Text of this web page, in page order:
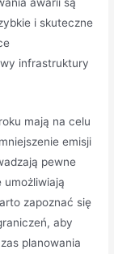
awarii są
i skuteczne
infrastruktury
mają na celu
emisji
pewne
umożliwiają
zapoznać się
aby
planowania